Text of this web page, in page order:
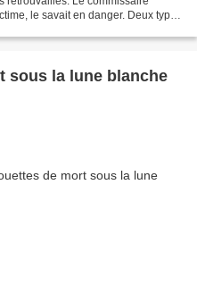
le savait en danger. Deux types
sous la lune blanche